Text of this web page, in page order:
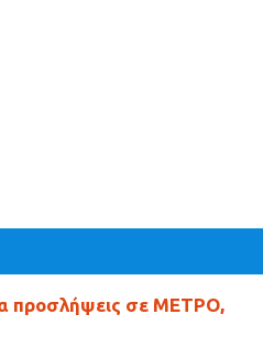
προσλήψεις σε ΜΕΤΡΟ,